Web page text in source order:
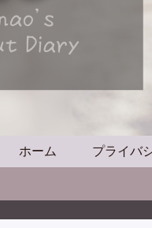
ホーム プライバ